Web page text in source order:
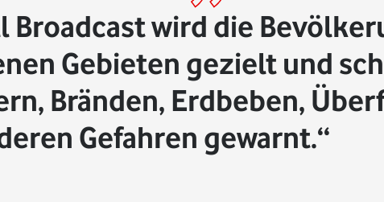
Broadcast wird die
Gebieten gezielt und
Bränden, Erdbeben,
Gefahren gewarnt.